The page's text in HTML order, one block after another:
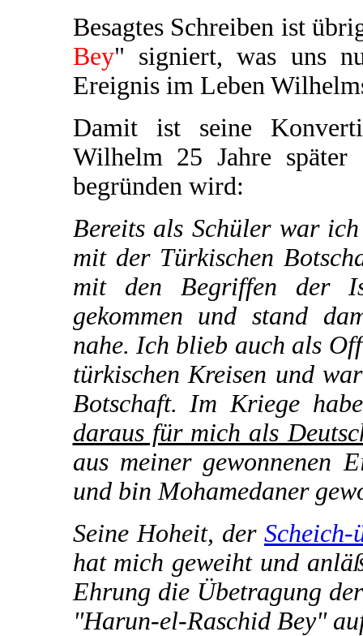
Besagtes Schreiben ist
Bey" signiert, was uns
Ereignis im Leben
Damit ist seine
Wilhelm 25 Jahre später
begründen wird:
Bereits als Schüler war
mit der Türkischen
mit den Begriffen der
gekommen und stand
nahe. Ich blieb auch als
türkischen Kreisen und
Botschaft. Im Kriege
daraus für mich als
aus meiner gewonnenen
und bin Mohamedaner
Seine Hoheit, der
hat mich geweiht und
Ehrung die Übetragung
"Harun-el-Raschid Bey"